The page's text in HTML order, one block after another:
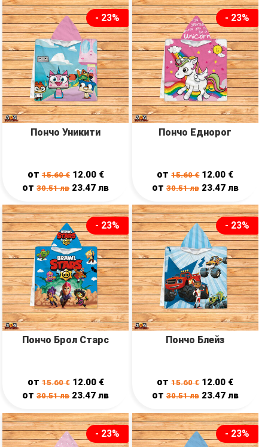
- 23%
Пончо Уникити
от15.60€ 12.00 €
от30.51лв 23.47лв
- 23%
Пончо Еднорог
от15.60€ 12.00 €
от 30.51лв 23.47 лв
- 23%
Пончо Брол Старс
от15.60€ 12.00 €
от30.51лв 23.47лв
- 23%
Пончо Блейз
от15.60€ 12.00 €
от 30.51лв 23.47 лв
- 23% - 23%